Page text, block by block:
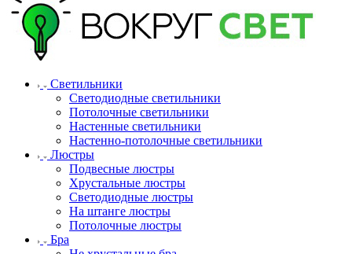
Светильники
Светодиодные светильники
Потолочные светильники
Настенные светильники
Настенно-потолочные светильники
Люстры
Подвесные люстры
Хрустальные люстры
Светодиодные люстры
На штанге люстры
Потолочные люстры
Бра